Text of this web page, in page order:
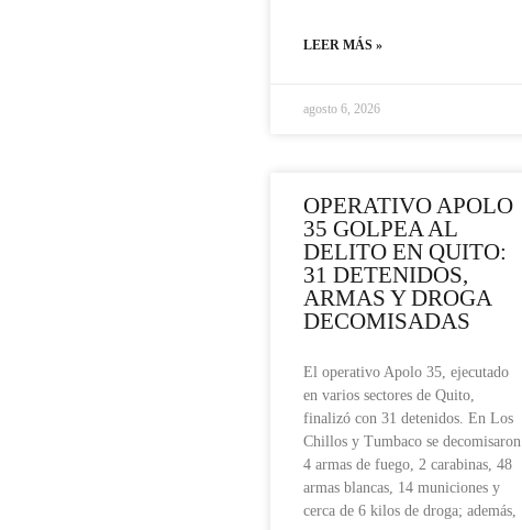
LEER MÁS »
agosto 6, 2026
OPERATIVO APOLO
35 GOLPEA AL
DELITO EN QUITO:
31 DETENIDOS,
ARMAS Y DROGA
DECOMISADAS
El operativo Apolo 35, ejecutado
en varios sectores de Quito,
finalizó con 31 detenidos. En Los
Chillos y Tumbaco se decomisaron
4 armas de fuego, 2 carabinas, 48
armas blancas, 14 municiones y
cerca de 6 kilos de droga; además,